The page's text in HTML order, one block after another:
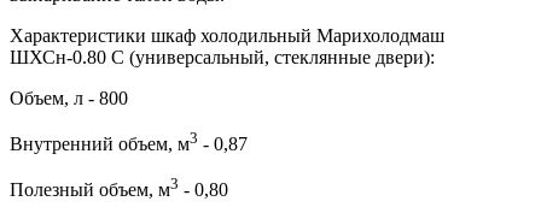
Характеристики шкаф холодильный Марихолодмаш
ШХСн-0.80 С (универсальный, стеклянные двери):
Объем, л - 800
Внутренний объем, м3 - 0,87
Полезный объем, м3 - 0,80